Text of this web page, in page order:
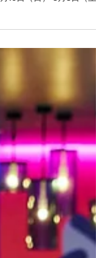
たします。 ▼お取引先
月5日（土）より営業を
ルーム営業日 月曜日～
制） 土曜日 12:00～
岡事務所＞ ▼夏季休業
年8月16日（日） 8月
たします。 最終出荷
）午前中までのご注文
（木）午後以降のご注
順次出荷いたします。
の破損につきまして
対応いたします。 ＜オ
業 2026年8月8日（土）